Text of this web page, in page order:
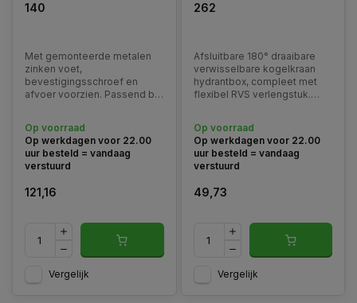
140
Met gemonteerde metalen
zinken voet,
bevestigingsschroef en
afvoer voorzien. Passend bij
TRIANGLE, TOTEM, STEELO,
LOOP.
Op voorraad
Op werkdagen voor 22.00
uur besteld = vandaag
verstuurd
121,16
Vergelijk
262
Afsluitbare 180° draaibare
verwisselbare kogelkraan
hydrantbox, compleet met
flexibel RVS verlengstuk.
LOOP
Op voorraad
Op werkdagen voor 22.00
uur besteld = vandaag
verstuurd
49,73
Vergelijk